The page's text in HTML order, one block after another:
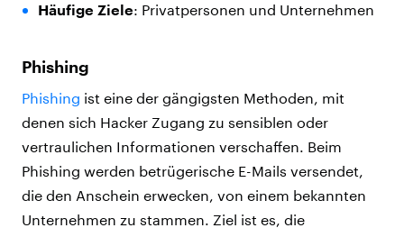
Häufige Ziele: Privatpersonen und Unternehmen
Phishing
Phishing ist eine der gängigsten Methoden, mit
denen sich Hacker Zugang zu sensiblen oder
vertraulichen Informationen verschaffen. Beim
Phishing werden betrügerische E-Mails versendet,
die den Anschein erwecken, von einem bekannten
Unternehmen zu stammen. Ziel ist es, die